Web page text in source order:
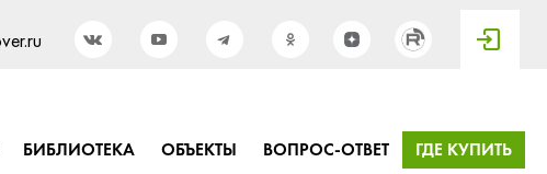
БИБЛИОТЕКА ОБЪЕКТЫ ВОПРОС-ОТВЕТ ГДЕ КУПИТЬ